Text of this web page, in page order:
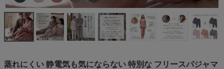
蒸れにくい 静電気も気にならない 特別な フリースパジャマ